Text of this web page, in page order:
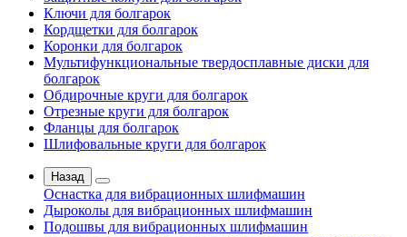
Ключи для болгарок
Кордщетки для болгарок
Коронки для болгарок
Мультифункциональные твердосплавные диски для
болгарок
Обдирочные круги для болгарок
Отрезные круги для болгарок
Фланцы для болгарок
Шлифовальные круги для болгарок
Назад
Оснастка для вибрационных шлифмашин
Дыроколы для вибрационных шлифмашин
Подошвы для вибрационных шлифмашин